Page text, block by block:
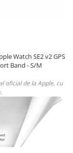
Watch SE2 v2 GPS
Band - S/M
oficial de la Apple, cu